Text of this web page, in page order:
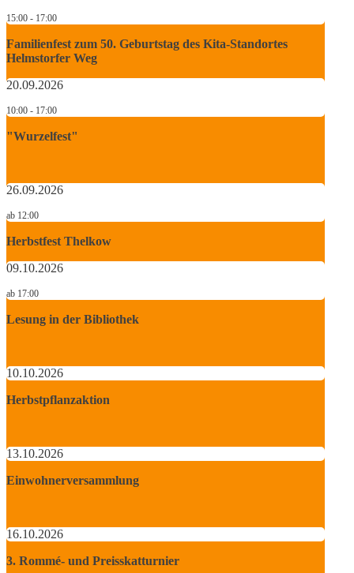
15:00 - 17:00
Familienfest zum 50. Geburtstag des Kita-Standortes
Helmstorfer Weg
20.09.2026
10:00 - 17:00
"Wurzelfest"
26.09.2026
ab 12:00
Herbstfest Thelkow
09.10.2026
ab 17:00
Lesung in der Bibliothek
10.10.2026
Herbstpflanzaktion
13.10.2026
Einwohnerversammlung
16.10.2026
3. Rommé- und Preisskatturnier